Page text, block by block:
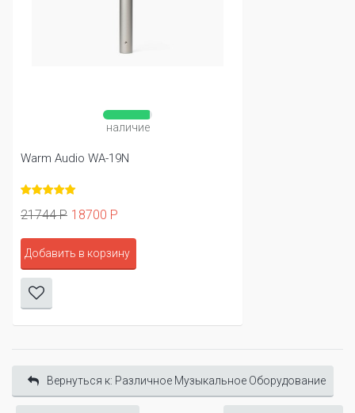
наличие
Warm Audio WA-19N
21744 Р 18700 Р
Добавить в корзину
Вернуться к: Различное Музыкальное Оборудование